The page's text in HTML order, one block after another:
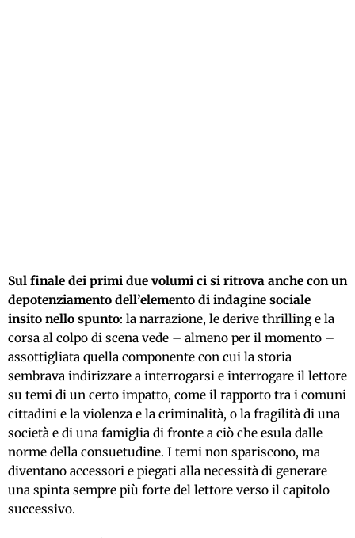
Sul finale dei primi due volumi ci si ritrova anche con un
depotenziamento dell’elemento di indagine sociale
insito nello spunto: la narrazione, le derive thrilling e la
corsa al colpo di scena vede – almeno per il momento –
assottigliata quella componente con cui la storia
sembrava indirizzare a interrogarsi e interrogare il lettore
su temi di un certo impatto, come il rapporto tra i comuni
cittadini e la violenza e la criminalità, o la fragilità di una
società e di una famiglia di fronte a ciò che esula dalle
norme della consuetudine. I temi non spariscono, ma
diventano accessori e piegati alla necessità di generare
una spinta sempre più forte del lettore verso il capitolo
successivo.